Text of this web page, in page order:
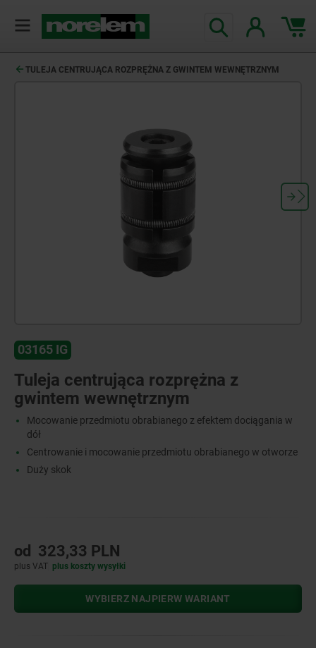
TULEJA CENTRUJĄCA ROZPRĘŻNA Z GWINTEM WEWNĘTRZNYM
03165 IG
Tuleja centrująca rozprężna z
gwintem wewnętrznym
Mocowanie przedmiotu obrabianego z efektem dociągania w
dół
Centrowanie i mocowanie przedmiotu obrabianego w otworze
Duży skok
od 323,33 PLN
plus VAT plus koszty wysyłki
WYBIERZ NAJPIERW WARIANT